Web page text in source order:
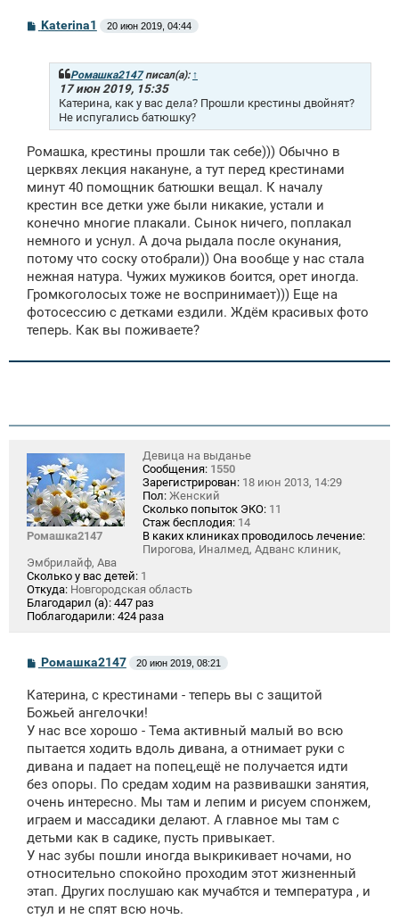
СKaterina1 20 июн 2019, 04:44
Ромашка2147писал(а): ↑
17 июн 2019, 15:35
Катерина, как у вас дела? Прошли крестины двойнят?
Не испугались батюшку?
Ромашка, крестины прошли так себе))) Обычно в
церквях лекция накануне, а тут перед крестинами
минут 40 помощник батюшки вещал. К началу
крестин все детки уже были никакие, устали и
конечно многие плакали. Сынок ничего, поплакал
немного и уснул. А доча рыдала после окунания,
потому что соску отобрали)) Она вообще у нас стала
нежная натура. Чужих мужиков боится, орет иногда.
Громкоголосых тоже не воспринимает))) Еще на
фотосессию с детками ездили. Ждём красивых фото
теперь. Как вы поживаете?
Ромашка2147
Девица на выданье
Сообщения: 1550
Зарегистрирован: 18 июн 2013, 14:29
Пол: Женский
Сколько попыток ЭКО: 11
Стаж бесплодия: 14
В каких клиниках проводилось лечение:
Пирогова, Иналмед, Адванс клиник,
Эмбрилайф, Ава
Сколько у вас детей: 1
Откуда: Новгородская область
Благодарил (а): 447 раз
Поблагодарили: 424 раза
С
б
щ
н
и
Ромашка2147 20 июн 2019, 08:21
Катерина, с крестинами - теперь вы с защитой
Божьей ангелочки!
У нас все хорошо - Тема активный малый во всю
пытается ходить вдоль дивана, а отнимает руки с
дивана и падает на попец,ещё не получается идти
без опоры. По средам ходим на развивашки занятия,
очень интересно. Мы там и лепим и рисуем спонжем,
играем и массадики делают. А главное мы там с
детьми как в садике, пусть привыкает.
У нас зубы пошли иногда выкрикивает ночами, но
относительно спокойно проходим этот жизненный
этап. Других послушаю как мучабтся и температура , и
стул и не спят всю ночь.